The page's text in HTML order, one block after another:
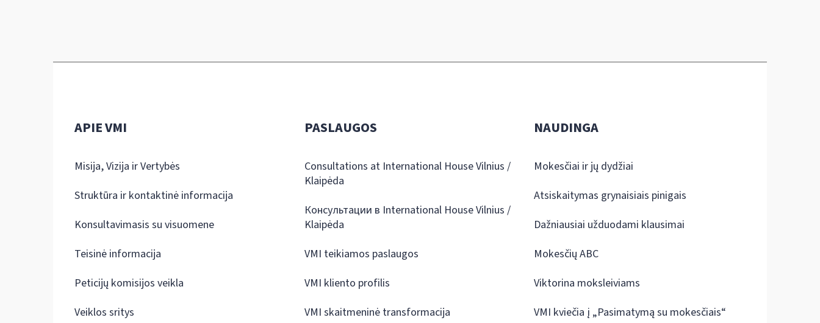
APIE VMI
Misija, Vizija ir Vertybės
Struktūra ir kontaktinė informacija
Konsultavimasis su visuomene
Teisinė informacija
Peticijų komisijos veikla
Veiklos sritys
PASLAUGOS
Consultations at International House Vilnius /
Klaipėda
Консультации в International House Vilnius /
Klaipėda
VMI teikiamos paslaugos
VMI kliento profilis
VMI skaitmeninė transformacija
NAUDINGA
Mokesčiai ir jų dydžiai
Atsiskaitymas grynaisiais pinigais
Dažniausiai užduodami klausimai
Mokesčių ABC
Viktorina moksleiviams
VMI kviečia į „Pasimatymą su mokesčiais“